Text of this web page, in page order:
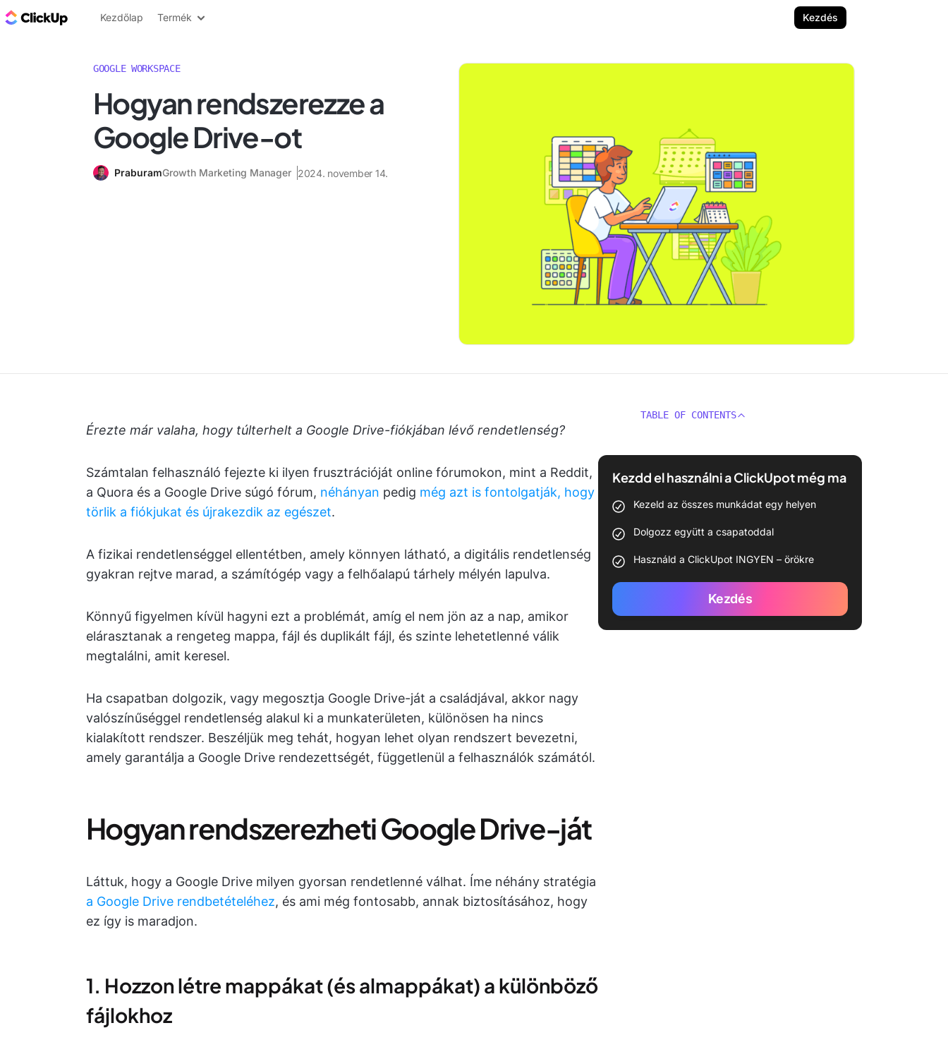
ClickUp blog
Kezdőlap Termék Kezdés
GOOGLE WORKSPACE
Hogyan rendszerezze a
Google Drive-ot
PraburamGrowth Marketing Manager 2024. november 14.
Érezte már valaha, hogy túlterhelt a Google Drive-fiókjában lévő rendetlenség?
Számtalan felhasználó fejezte ki ilyen frusztrációját online fórumokon, mint a Reddit,
a Quora és a Google Drive súgó fórum, néhányan pedig még azt is fontolgatják, hogy
törlik a fiókjukat és újrakezdik az egészet.
A fizikai rendetlenséggel ellentétben, amely könnyen látható, a digitális rendetlenség
gyakran rejtve marad, a számítógép vagy a felhőalapú tárhely mélyén lapulva.
Könnyű figyelmen kívül hagyni ezt a problémát, amíg el nem jön az a nap, amikor
elárasztanak a rengeteg mappa, fájl és duplikált fájl, és szinte lehetetlenné válik
megtalálni, amit keresel.
Ha csapatban dolgozik, vagy megosztja Google Drive-ját a családjával, akkor nagy
valószínűséggel rendetlenség alakul ki a munkaterületen, különösen ha nincs
kialakított rendszer. Beszéljük meg tehát, hogyan lehet olyan rendszert bevezetni,
amely garantálja a Google Drive rendezettségét, függetlenül a felhasználók számától.
Hogyan rendszerezheti Google Drive-ját
Láttuk, hogy a Google Drive milyen gyorsan rendetlenné válhat. Íme néhány stratégia
a Google Drive rendbetételéhez, és ami még fontosabb, annak biztosításához, hogy
ez így is maradjon.
1. Hozzon létre mappákat (és almappákat) a különböző
fájlokhoz
TABLE OF CONTENTS
Kezdd el használni a ClickUpot még ma
Kezeld az összes munkádat egy helyen
Dolgozz együtt a csapatoddal
Használd a ClickUpot INGYEN – örökre
Kezdés